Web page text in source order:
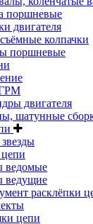
поршневые
двигателя
колпачки
поршневые
двигателя
шатунные
ведомые
ведущие
расклёпки
цепи